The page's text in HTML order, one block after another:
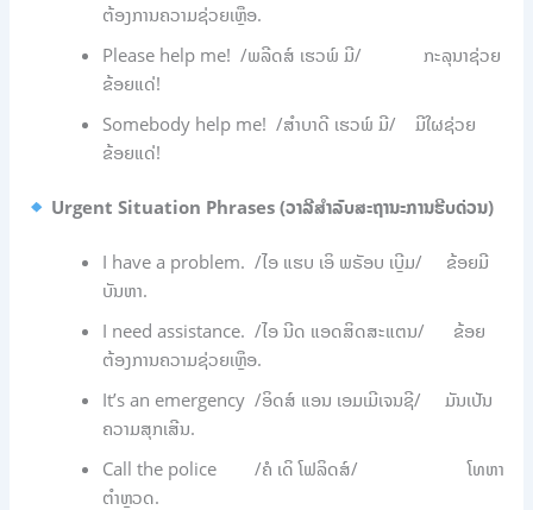
ຕ້ອງການຄວາມຊ່ວຍເຫຼືອ.
Please help me! /ພລີດສ໌ ເຮວພ໌ ມີ/ ກະລຸນາຊ່ວຍ
ຂ້ອຍແດ່!
Somebody help me! /ສຳບາດີ ເຮວພ໌ ມີ/ ມີໃຜຊ່ວຍ
ຂ້ອຍແດ່!
Urgent Situation Phrases (ວາລີສຳລັບສະຖານະການຮີບດ່ວນ)
I have a problem. /ໄອ ແຮບ ເອິ ພຣັອບ ເບຼີມ/ ຂ້ອຍມີ
ບັນຫາ.
I need assistance. /ໄອ ນີດ ແອດສິດສະແຕນ/ ຂ້ອຍ
ຕ້ອງການຄວາມຊ່ວຍເຫຼືອ.
It’s an emergency /ອິດສ໌ ແອນ ເອມເມີເຈນຊີ/ ມັນເປັນ
ຄວາມສຸກເສີນ.
Call the police /ຄໍ ເດິ ໂຟລິດສ໌/ ໂທຫາ
ຕຳຫຼວດ.